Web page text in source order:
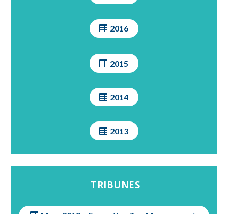
2016
2015
2014
2013
TRIBUNES